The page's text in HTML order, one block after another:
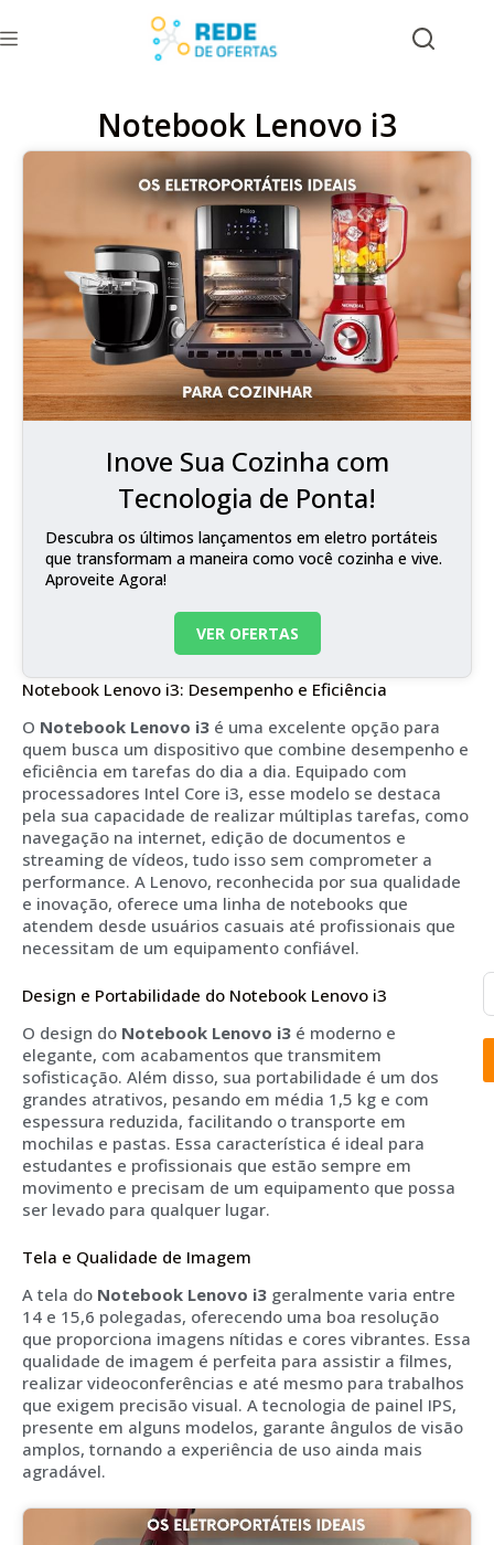
Notebook Lenovo i3
Inove Sua Cozinha com
Tecnologia de Ponta!
Descubra os últimos lançamentos em eletro portáteis
que transformam a maneira como você cozinha e vive.
Aproveite Agora!
VER OFERTAS
Notebook Lenovo i3: Desempenho e Eficiência
O Notebook Lenovo i3 é uma excelente opção para
quem busca um dispositivo que combine desempenho e
eficiência em tarefas do dia a dia. Equipado com
processadores Intel Core i3, esse modelo se destaca
pela sua capacidade de realizar múltiplas tarefas, como
navegação na internet, edição de documentos e
streaming de vídeos, tudo isso sem comprometer a
performance. A Lenovo, reconhecida por sua qualidade
e inovação, oferece uma linha de notebooks que
atendem desde usuários casuais até profissionais que
necessitam de um equipamento confiável.
Design e Portabilidade do Notebook Lenovo i3
O design do Notebook Lenovo i3 é moderno e
elegante, com acabamentos que transmitem
sofisticação. Além disso, sua portabilidade é um dos
grandes atrativos, pesando em média 1,5 kg e com
espessura reduzida, facilitando o transporte em
mochilas e pastas. Essa característica é ideal para
estudantes e profissionais que estão sempre em
movimento e precisam de um equipamento que possa
ser levado para qualquer lugar.
Tela e Qualidade de Imagem
A tela do Notebook Lenovo i3 geralmente varia entre
14 e 15,6 polegadas, oferecendo uma boa resolução
que proporciona imagens nítidas e cores vibrantes. Essa
qualidade de imagem é perfeita para assistir a filmes,
realizar videoconferências e até mesmo para trabalhos
que exigem precisão visual. A tecnologia de painel IPS,
presente em alguns modelos, garante ângulos de visão
amplos, tornando a experiência de uso ainda mais
agradável.